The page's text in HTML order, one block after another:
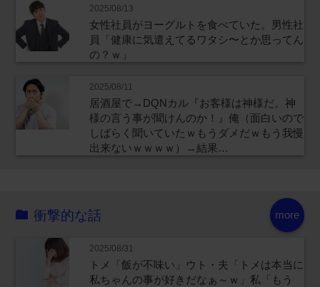
2025/08/13
女性社員がヨーグルトを食べていた。男性社
員「健康に気遣えてるワタシ〜とか思ってん
の？ｗ」
2025/08/11
居酒屋で→DQNカル『お客様は神様だ。神
様の言う事が聞けんのか！』俺（面白いので
しばらく聞いていたｗもうダメだｗもう我慢
出来ないｗｗｗｗ）→結果…
more
衝撃的な話
2025/08/31
トメ「飯が不味い」ウト・夫「トメは本当に
私ちゃんの事が好きだなぁ～ｗ」私「もう